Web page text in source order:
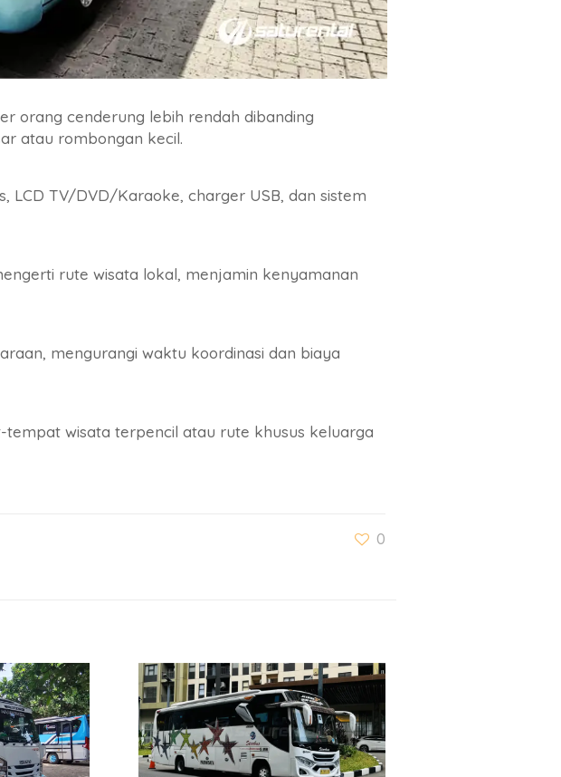
orang cenderung lebih rendah dibanding
atau rombongan kecil.
LCD TV/DVD/Karaoke, charger USB, dan sistem
rute wisata lokal, menjamin kenyamanan
mengurangi waktu koordinasi dan biaya
wisata terpencil atau rute khusus keluarga
0